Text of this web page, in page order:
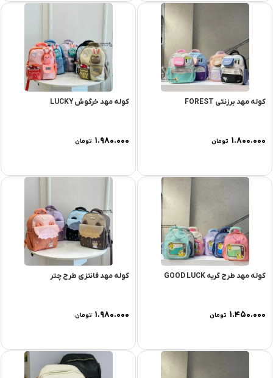
کوله مهد برزنتی FOREST
۱.۸۰۰.۰۰۰ تومان
کوله مهد خرگوش LUCKY
۱.۹۸۰.۰۰۰ تومان
کوله مهد طرح گربه GOOD LUCK
۱.۴۵۰.۰۰۰ تومان
کوله مهد فانتزی طرح چتر
۱.۹۸۰.۰۰۰ تومان